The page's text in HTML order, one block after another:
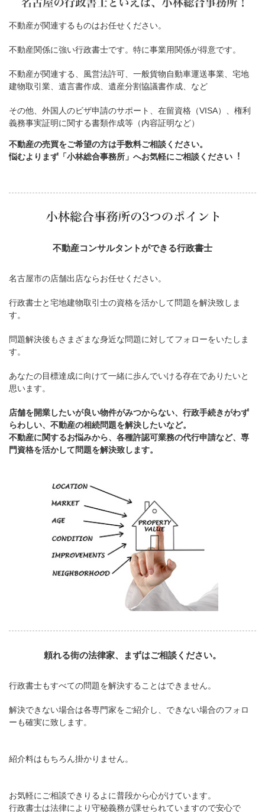
不動産が関連するものはお任せください。
不動産関係に強い行政書士です。特に事業用関係が得意です。
不動産が関連する、風営法許可、一般貨物自動車運送事業、宅地
建物取引業、遺言書作成、遺産分割協議書作成、など
その他、外国人のビザ申請のサポート、在留資格（VISA）、権利
義務事実証明に関する書類作成等（内容証明など）
不動産の売買をご希望の方は手数料ご相談ください。
悩むよりまず「小林総合事務所」へお気軽にご相談ください︕
不動産コンサルタントができる行政書士
名古屋市の店舗出店ならお任せください。
行政書士と宅地建物取引士の資格を活かして問題を解決致しま
す。
問題解決後もさまざまな身近な問題に対してフォローをいたしま
す。
あなたの目標達成に向けて一緒に歩んでいける存在でありたいと
思います。
店舗を開業したいが良い物件がみつからない、行政手続きがわず
らわしい、不動産の相続問題を解決したいなど。
不動産に関するお悩みから、各種許認可業務の代行申請など、専
門資格を活かして問題を解決致します。
頼れる街の法律家、まずはご相談ください。
行政書士もすべての問題を解決することはできません。
解決できない場合は各専門家をご紹介し、できない場合のフォロ
ーも確実に致します。
紹介料はもちろん掛かりません。
お気軽にご相談できりるよに普段から心がけています。
行政書士は法律により守秘義務が課せられていますので安心で